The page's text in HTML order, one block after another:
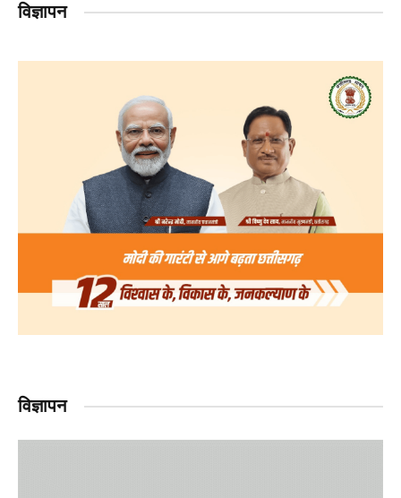
विज्ञापन
विज्ञापन